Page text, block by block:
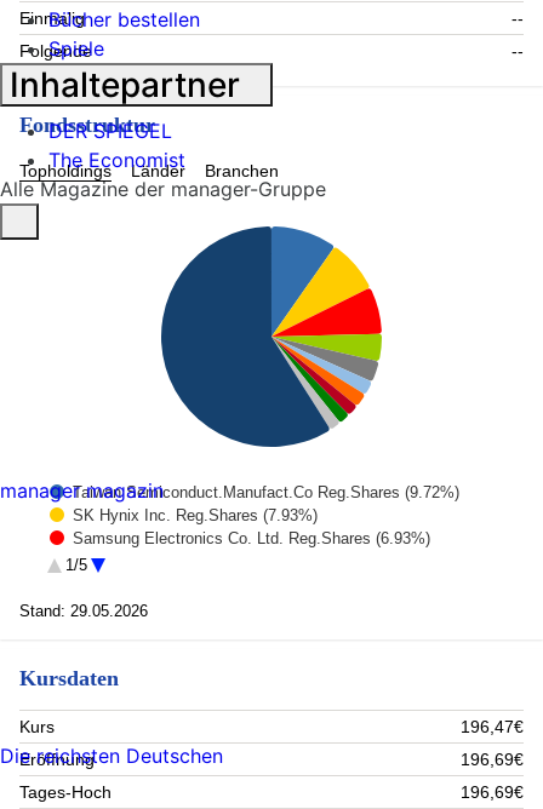
Einmalig
--
Folgende
--
Fondsstruktur
Topholdings Länder Branchen
Taiwan Semiconduct.Manufact.Co Reg.Shares (9.72%)
SK Hynix Inc. Reg.Shares (7.93%)
Samsung Electronics Co. Ltd. Reg.Shares (6.93%)
Tencent Holdings Ltd. Reg.Shares (4.04%)
ASE Technology Holding Co. Ltd Reg.Shares (2.1%)
Credicorp Ltd. Reg.Shares (1.72%)
1/5
Stand: 29.05.2026
Kursdaten
Kurs
196,47€
Eröffnung
196,69€
Tages-Hoch
196,69€
Bücher bestellen
Spiele
Inhaltepartner
DER SPIEGEL
The Economist
Alle Magazine der manager-Gruppe
manager magazin
Die reichsten Deutschen